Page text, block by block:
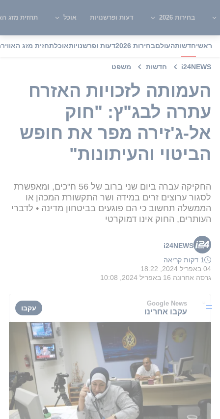
בחירות 2026 דעות ופרשנויות אוכל תחזית מזג
ראשיחדשותהעולםבחירות 2026 דעות ופרשנויותאוכלתחזית מזג האוויר
i24NEWS חדשות משפט
העמותה לזכויות האזרח
עתרה לבג"ץ: "חוק
אל-ג'זירה מפר את חופש
הביטוי והעיתונות"
החקיקה עברה ביום שני ברוב של 56 ח"כים, ומאפשרת
לסגור ערוצים זרים במידה ושר התקשורת המכהן או
הממשלה תחשוב כי הם פוגעים בביטחון מדינה • לדברי
העותרים, החוק אינו דמוקרטי
i24NEWS
1 דקות קריאה
04 באפריל 2024, 18:22
גרסה אחרונה 16 באפריל 2024, 10:08
Google News
עקבו אחרינו עקבו